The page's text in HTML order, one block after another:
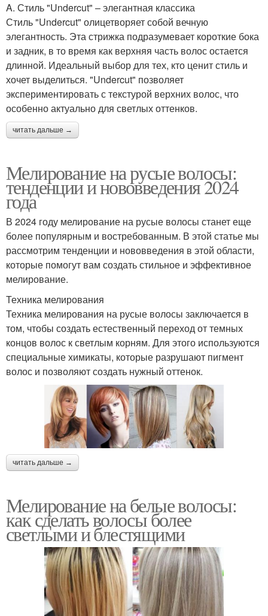
A. Стиль "Undercut" – элегантная классика
Стиль "Undercut" олицетворяет собой вечную
элегантность. Эта стрижка подразумевает короткие бока
и задник, в то время как верхняя часть волос остается
длинной. Идеальный выбор для тех, кто ценит стиль и
хочет выделиться. "Undercut" позволяет
экспериментировать с текстурой верхних волос, что
особенно актуально для светлых оттенков.
читать дальше →
Мелирование на русые волосы:
тенденции и нововведения 2024
года
В 2024 году мелирование на русые волосы станет еще
более популярным и востребованным. В этой статье мы
рассмотрим тенденции и нововведения в этой области,
которые помогут вам создать стильное и эффективное
мелирование.
Техника мелирования
Техника мелирования на русые волосы заключается в
том, чтобы создать естественный переход от темных
концов волос к светлым корням. Для этого используются
специальные химикаты, которые разрушают пигмент
волос и позволяют создать нужный оттенок.
читать дальше →
Мелирование на белые волосы:
как сделать волосы более
светлыми и блестящими